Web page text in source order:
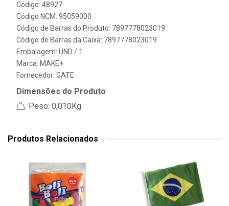
Código: 48927
Código NCM: 95059000
Código de Barras do Produto: 7897778023019
Código de Barras da Caixa: 7897778023019
Embalagem: UND / 1
Marca: MAKE+
Fornecedor: GATE
Dimensões do Produto
Peso: 0,010Kg
Produtos Relacionados